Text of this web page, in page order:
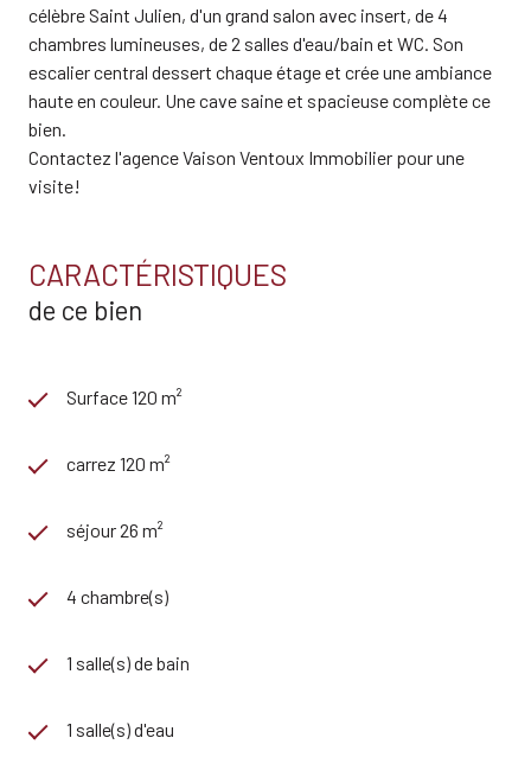
célèbre Saint Julien, d'un grand salon avec insert, de 4
chambres lumineuses, de 2 salles d'eau/bain et WC. Son
escalier central dessert chaque étage et crée une ambiance
haute en couleur. Une cave saine et spacieuse complète ce
bien.
Contactez l'agence Vaison Ventoux Immobilier pour une
visite!
CARACTÉRISTIQUES
de ce bien
Surface 120 m²
carrez 120 m²
séjour 26 m²
4 chambre(s)
1 salle(s) de bain
1 salle(s) d'eau